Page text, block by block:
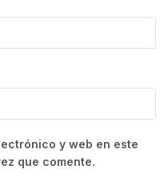
y web en este
que comente.